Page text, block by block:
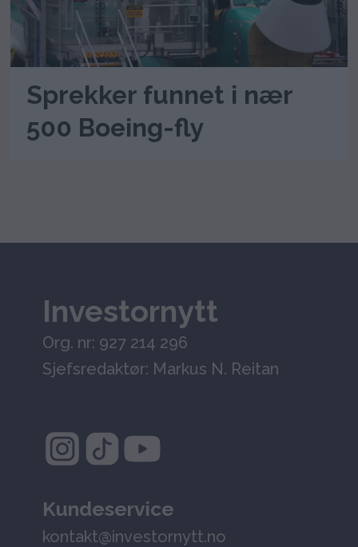
Sprekker funnet i nær
500 Boeing-fly
Investornytt
Org. nr: 927 214 296
Sjefsredaktør: Markus N. Reitan
Kundeservice
kontakt@investornytt.no